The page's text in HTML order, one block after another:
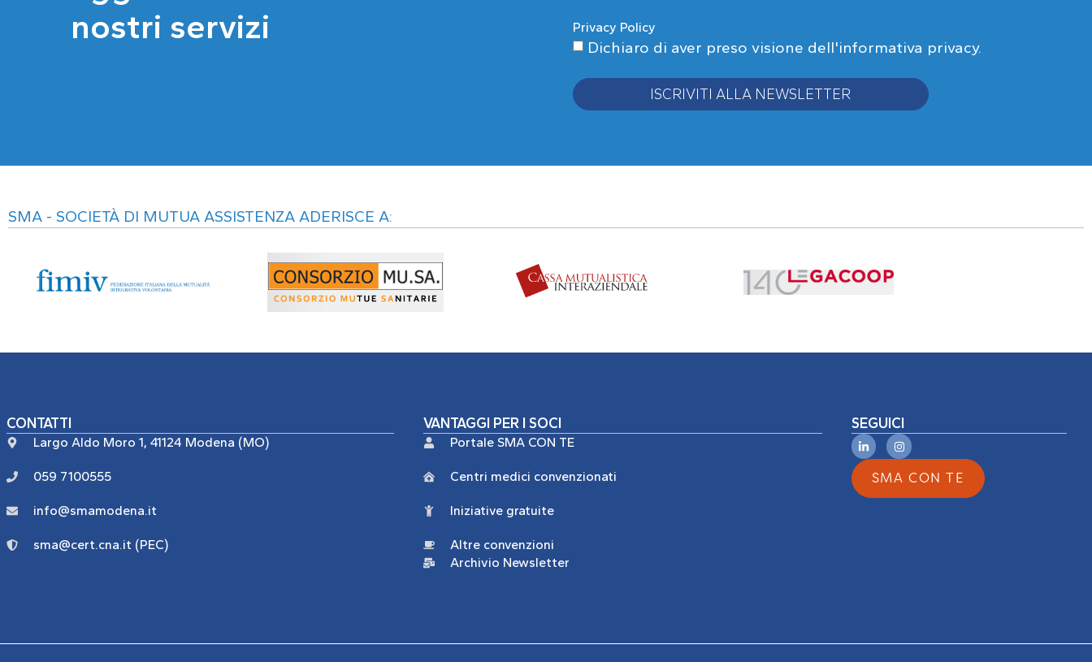
nostri servizi
Privacy Policy
Dichiaro di aver preso visione dell'informativa privacy.
ISCRIVITI ALLA NEWSLETTER
SMA - SOCIETÀ DI MUTUA ASSISTENZA ADERISCE A:
CONTATTI
Largo Aldo Moro 1, 41124 Modena (MO)
059 7100555
info@smamodena.it
sma@cert.cna.it (PEC)
VANTAGGI PER I SOCI
Portale SMA CON TE
Centri medici convenzionati
Iniziative gratuite
Altre convenzioni
Archivio Newsletter
SEGUICI
SMA CON TE